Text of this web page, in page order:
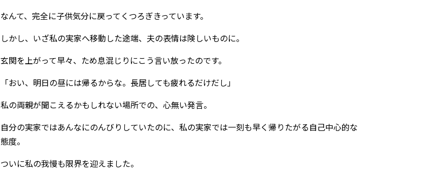
なんて、完全に子供気分に戻ってくつろぎきっています。
しかし、いざ私の実家へ移動した途端、夫の表情は険しいものに。
玄関を上がって早々、ため息混じりにこう言い放ったのです。
「おい、明日の昼には帰るからな。長居しても疲れるだけだし」
私の両親が聞こえるかもしれない場所での、心無い発言。
自分の実家ではあんなにのんびりしていたのに、私の実家では一刻も早く帰りたがる自己中心的な
態度。
ついに私の我慢も限界を迎えました。